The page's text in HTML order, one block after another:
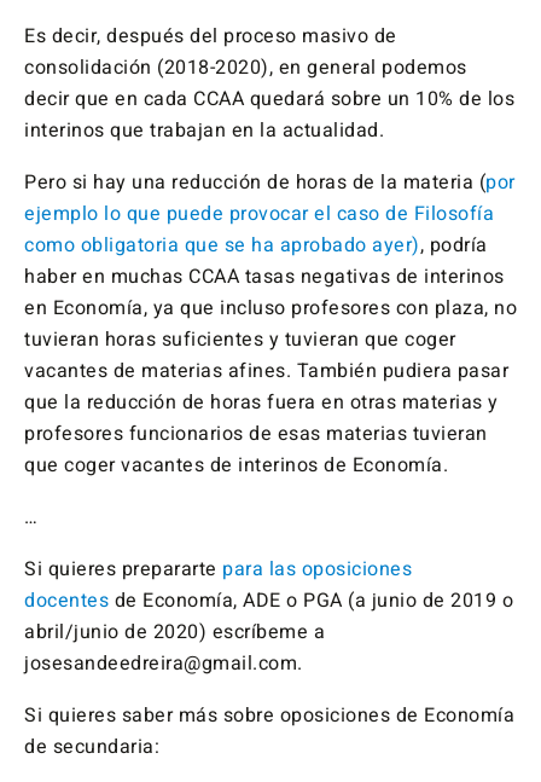
Es decir, después del proceso masivo de
consolidación (2018-2020), en general podemos
decir que en cada CCAA quedará sobre un 10% de los
interinos que trabajan en la actualidad.
Pero si hay una reducción de horas de la materia (por
ejemplo lo que puede provocar el caso de Filosofía
como obligatoria que se ha aprobado ayer), podría
haber en muchas CCAA tasas negativas de interinos
en Economía, ya que incluso profesores con plaza, no
tuvieran horas suficientes y tuvieran que coger
vacantes de materias afines. También pudiera pasar
que la reducción de horas fuera en otras materias y
profesores funcionarios de esas materias tuvieran
que coger vacantes de interinos de Economía.
…
Si quieres prepararte para las oposiciones
docentes de Economía, ADE o PGA (a junio de 2019 o
abril/junio de 2020) escríbeme a
josesandeedreira@gmail.com.
Si quieres saber más sobre oposiciones de Economía
de secundaria: